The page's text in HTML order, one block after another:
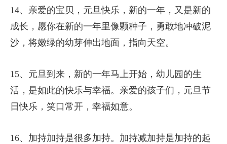
14、亲爱的宝贝，元旦快乐，新的一年，又是新的
成长，愿你在新的一年里像颗种子，勇敢地冲破泥
沙，将嫩绿的幼芽伸出地面，指向天空。
15、元旦到来，新的一年马上开始，幼儿园的生
活，是如此的快乐与幸福。亲爱的孩子们，元旦节
日快乐，笑口常开，幸福如意。
16、加持加持是很多加持。加持减加持是加持的起